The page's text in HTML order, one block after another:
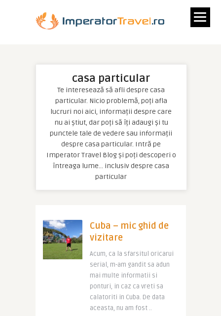
casa particular
Te interesează să afli despre casa
particular. Nicio problemă, poți afla
lucruri noi aici, informații despre care
nu ai știut, dar poți să îți adaugi și tu
punctele tale de vedere sau informații
despre casa particular. Intră pe
Imperator Travel Blog și poți descoperi o
întreaga lume… inclusiv despre casa
particular
Cuba – mic ghid de
vizitare
Acum, ca la sfarsitul oricarui
serial, m-am gandit sa adun
mai multe informatii si
ponturi, in caz ca vreti sa
calatoriti in Cuba. De data
aceasta, nu am fost ..